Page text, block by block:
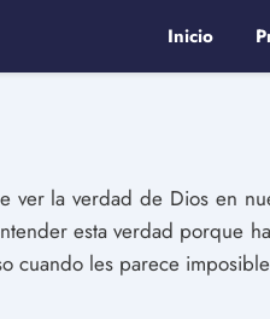
Inicio
la verdad de Dios en
esta verdad porque
cuando les parece